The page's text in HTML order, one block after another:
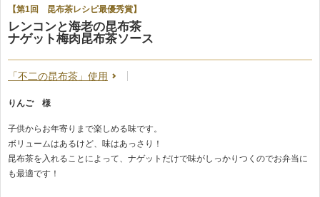
【第1回 昆布茶レシピ最優秀賞】
レンコンと海老の昆布茶
ナゲット梅肉昆布茶ソース
「不二の昆布茶」使用
りんご 様
子供からお年寄りまで楽しめる味です。
ボリュームはあるけど、味はあっさり！
昆布茶を入れることによって、ナゲットだけで味がしっかりつくのでお弁当に
も最適です！